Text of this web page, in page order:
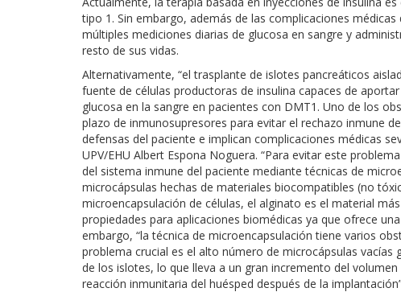
tipo 1. Sin embargo, además de las complicaciones
múltiples mediciones diarias de glucosa en sangre y
resto de sus vidas.
Alternativamente, “el trasplante de islotes pancreáticos
fuente de células productoras de insulina capaces de
glucosa en la sangre en pacientes con DMT1. Uno de los
plazo de inmunosupresores para evitar el rechazo inmune
defensas del paciente e implican complicaciones médicas
UPV/EHU Albert Espona Noguera. “Para evitar este
del sistema inmune del paciente mediante técnicas de
microcápsulas hechas de materiales biocompatibles (no
microencapsulación de células, el alginato es el material
propiedades para aplicaciones biomédicas ya que ofrece
embargo, “la técnica de microencapsulación tiene varios
problema crucial es el alto número de microcápsulas
de los islotes, lo que lleva a un gran incremento del
reacción inmunitaria del huésped después de la